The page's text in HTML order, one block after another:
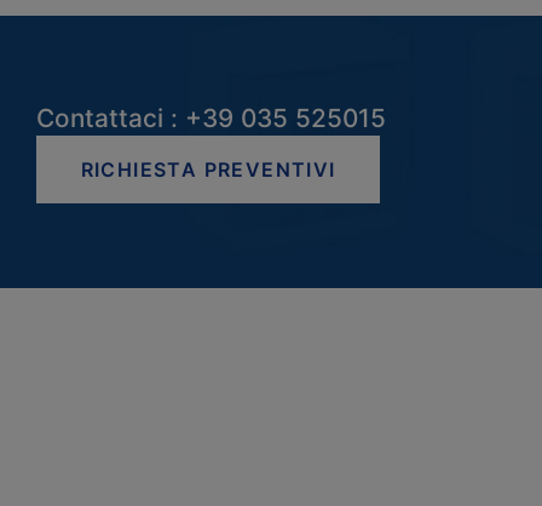
Contattaci : +39 035 525015
RICHIESTA PREVENTIVI